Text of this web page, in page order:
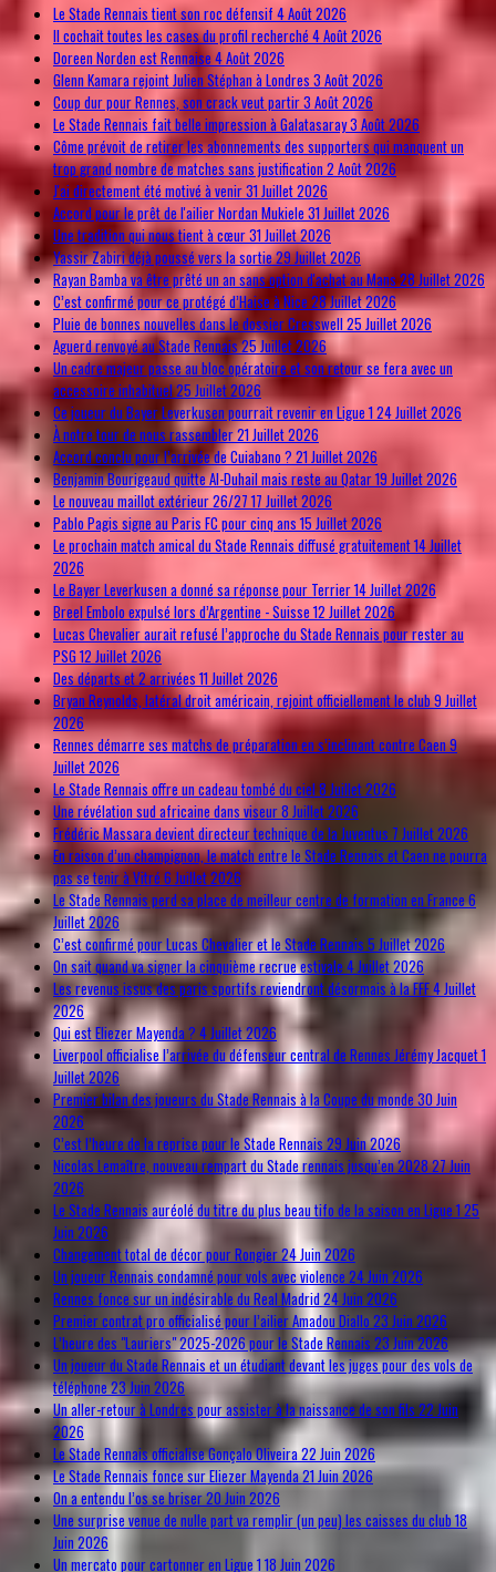
Le Stade Rennais tient son roc défensif 4 Août 2026
Il cochait toutes les cases du profil recherché 4 Août 2026
Doreen Norden est Rennaise4 Août 2026
Glenn Kamara rejoint Julien Stéphan à Londres 3 Août 2026
Coup dur pour Rennes, son crack veut partir3 Août 2026
Le Stade Rennais fait belle impression à Galatasaray3 Août 2026
Côme prévoit de retirer les abonnements des supporters qui manquent un
trop grand nombre de matches sans justification 2 Août 2026
J'ai directement été motivé à venir31 Juillet 2026
Accord pour le prêt de l'ailier Nordan Mukiele 31 Juillet 2026
Une tradition qui nous tient à cœur31 Juillet 2026
Yassir Zabiri déjà poussé vers la sortie29 Juillet 2026
Rayan Bamba va être prêté un an sans option d'achat au Mans 28 Juillet 2026
C’est confirmé pour ce protégé d’Haise à Nice 28 Juillet 2026
Pluie de bonnes nouvelles dans le dossier Cresswell25 Juillet 2026
Aguerd renvoyé au Stade Rennais25 Juillet 2026
Un cadre majeur passe au bloc opératoire et son retour se fera avec un
accessoire inhabituel25 Juillet 2026
Ce joueur du Bayer Leverkusen pourrait revenir en Ligue 124 Juillet 2026
À notre tour de nous rassembler21 Juillet 2026
Accord conclu pour l’arrivée de Cuiabano ? 21 Juillet 2026
Benjamin Bourigeaud quitte Al-Duhail mais reste au Qatar19 Juillet 2026
Le nouveau maillot extérieur 26/27 17 Juillet 2026
Pablo Pagis signe au Paris FC pour cinq ans15 Juillet 2026
Le prochain match amical du Stade Rennais diffusé gratuitement14 Juillet
2026
Le Bayer Leverkusen a donné sa réponse pour Terrier14 Juillet 2026
Breel Embolo expulsé lors d’Argentine - Suisse 12 Juillet 2026
Lucas Chevalier aurait refusé l’approche du Stade Rennais pour rester au
PSG12 Juillet 2026
Des départs et 2 arrivées11 Juillet 2026
Bryan Reynolds, latéral droit américain, rejoint officiellement le club9 Juillet
2026
Rennes démarre ses matchs de préparation en s’inclinant contre Caen9
Juillet 2026
Le Stade Rennais offre un cadeau tombé du ciel8 Juillet 2026
Une révélation sud africaine dans viseur8 Juillet 2026
Frédéric Massara devient directeur technique de la Juventus 7 Juillet 2026
En raison d’un champignon, le match entre le Stade Rennais et Caen ne pourra
pas se tenir à Vitré 6 Juillet 2026
Le Stade Rennais perd sa place de meilleur centre de formation en France6
Juillet 2026
C’est confirmé pour Lucas Chevalier et le Stade Rennais 5 Juillet 2026
On sait quand va signer la cinquième recrue estivale 4 Juillet 2026
Les revenus issus des paris sportifs reviendront désormais à la FFF4 Juillet
2026
Qui est Eliezer Mayenda ? 4 Juillet 2026
Liverpool officialise l’arrivée du défenseur central de Rennes Jérémy Jacquet1
Juillet 2026
Premier bilan des joueurs du Stade Rennais à la Coupe du monde 30 Juin
2026
C’est l’heure de la reprise pour le Stade Rennais 29 Juin 2026
Nicolas Lemaître, nouveau rempart du Stade rennais jusqu’en 202827 Juin
2026
Le Stade Rennais auréolé du titre du plus beau tifo de la saison en Ligue 125
Juin 2026
Changement total de décor pour Rongier24 Juin 2026
Un joueur Rennais condamné pour vols avec violence 24 Juin 2026
Rennes fonce sur un indésirable du Real Madrid 24 Juin 2026
Premier contrat pro officialisé pour l’ailier Amadou Diallo23 Juin 2026
L’heure des "Lauriers" 2025-2026 pour le Stade Rennais 23 Juin 2026
Un joueur du Stade Rennais et un étudiant devant les juges pour des vols de
téléphone23 Juin 2026
Un aller-retour à Londres pour assister à la naissance de son fils 22 Juin
2026
Le Stade Rennais officialise Gonçalo Oliveira22 Juin 2026
Le Stade Rennais fonce sur Eliezer Mayenda21 Juin 2026
On a entendu l’os se briser20 Juin 2026
Une surprise venue de nulle part va remplir (un peu) les caisses du club18
Juin 2026
Un mercato pour cartonner en Ligue 1 18 Juin 2026